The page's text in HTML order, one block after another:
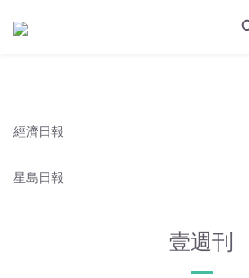
經濟日報
星島日報
壹週刊